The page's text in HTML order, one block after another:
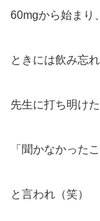
60mgから始まり
ときには飲み忘れ
先生に打ち明けた
「聞かなかった
と言われ（笑）